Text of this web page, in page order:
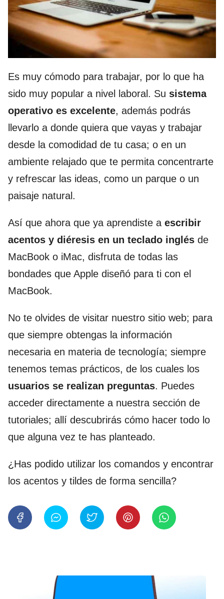
Es muy cómodo para trabajar, por lo que ha
sido muy popular a nivel laboral. Su sistema
operativo es excelente, además podrás
llevarlo a donde quiera que vayas y trabajar
desde la comodidad de tu casa; o en un
ambiente relajado que te permita concentrarte
y refrescar las ideas, como un parque o un
paisaje natural.
Así que ahora que ya aprendiste a escribir
acentos y diéresis en un teclado inglés de
MacBook o iMac, disfruta de todas las
bondades que Apple diseñó para ti con el
MacBook.
No te olvides de visitar nuestro sitio web; para
que siempre obtengas la información
necesaria en materia de tecnología; siempre
tenemos temas prácticos, de los cuales los
usuarios se realizan preguntas. Puedes
acceder directamente a nuestra sección de
tutoriales; allí descubrirás cómo hacer todo lo
que alguna vez te has planteado.
¿Has podido utilizar los comandos y encontrar
los acentos y tildes de forma sencilla?